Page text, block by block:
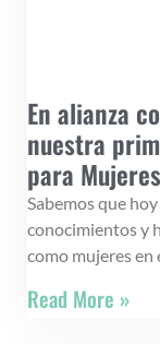
En alianza
nuestra
para
Sabemos que
conocimientos y
como mujeres en
Read More »